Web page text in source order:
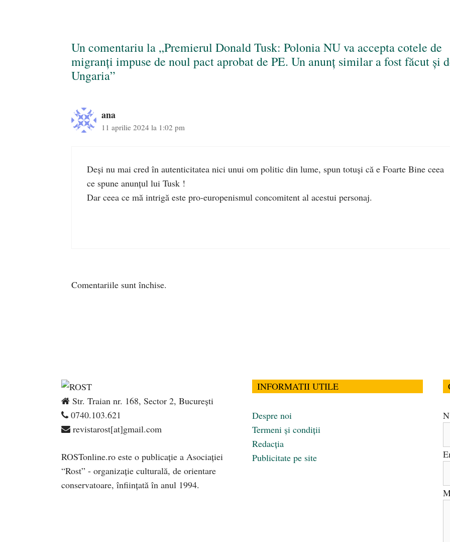
Un comentariu la „Premierul Donald Tusk: Polonia NU va accepta cotele de
migranți impuse de noul pact aprobat de PE. Un anunț similar a fost făcut și
Ungaria”
ana
11 aprilie 2024 la 1:02 pm
Deși nu mai cred în autenticitatea nici unui om politic din lume, spun totuși că e Foarte Bine ceea
ce spune anunțul lui Tusk !
Dar ceea ce mă intrigă este pro-europenismul concomitent al acestui personaj.
Comentariile sunt închise.
Str. Traian nr. 168, Sector 2, București
0740.103.621
revistarost[at]gmail.com
ROSTonline.ro este o publicaţie a Asociaţiei
“Rost” - organizaţie culturală, de orientare
conservatoare, înfiinţată în anul 1994.
INFORMATII UTILE
Despre noi
Termeni și condiții
Redacția
Publicitate pe site